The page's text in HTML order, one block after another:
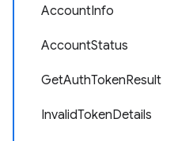
AccountInfo
AccountStatus
GetAuthTokenResult
InvalidTokenDetails